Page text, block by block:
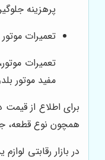
پرهزینه
تعمیرات
تعمیرات
مفید موتور
برای اطلاع از
همچون نوع قطعه،
در بازار رقابتی لوازم